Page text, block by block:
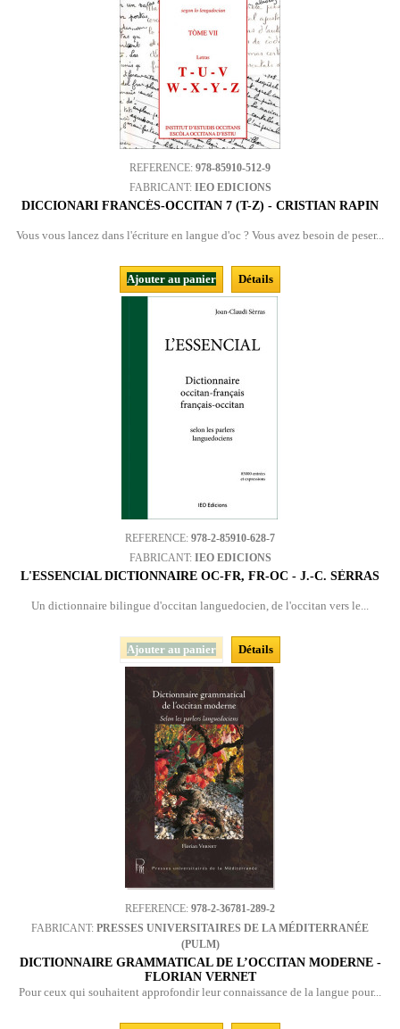
REFERENCE: 978-85910-512-9
FABRICANT: IEO EDICIONS
DICCIONARI FRANCÉS-OCCITAN 7 (T-Z) - CRISTIAN RAPIN
Vous vous lancez dans l'écriture en langue d'oc ? Vous avez besoin de peser...
Ajouter au panier Détails
REFERENCE: 978-2-85910-628-7
FABRICANT: IEO EDICIONS
L'ESSENCIAL DICTIONNAIRE OC-FR, FR-OC - J.-C. SÈRRAS
Un dictionnaire bilingue d'occitan languedocien, de l'occitan vers le...
Ajouter au panier Détails
REFERENCE: 978-2-36781-289-2
FABRICANT: PRESSES UNIVERSITAIRES DE LA MÉDITERRANÉE
(PULM)
DICTIONNAIRE GRAMMATICAL DE L’OCCITAN MODERNE -
FLORIAN VERNET
Pour ceux qui souhaitent approfondir leur connaissance de la langue pour...